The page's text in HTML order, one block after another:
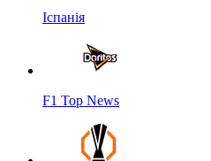
Іспанія
F1 Top News